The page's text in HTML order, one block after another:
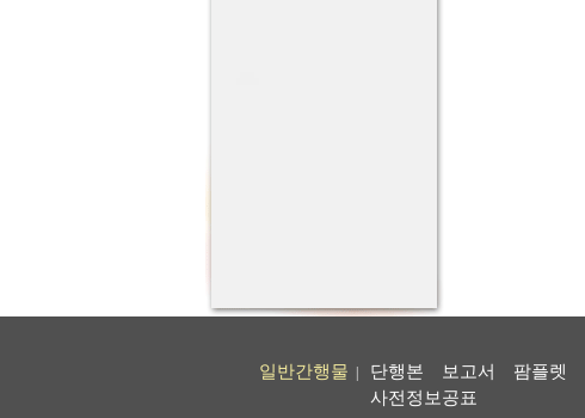
일반간행물 단행본 보고서 팜플렛
사전정보공표